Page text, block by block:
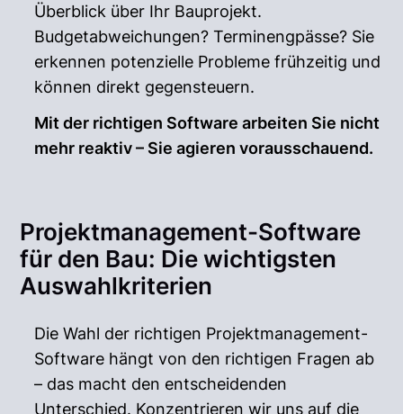
Überblick über Ihr Bauprojekt.
Budgetabweichungen? Terminengpässe? Sie
erkennen potenzielle Probleme frühzeitig und
können direkt gegensteuern.
Mit der richtigen Software arbeiten Sie nicht
mehr reaktiv – Sie agieren vorausschauend.
Projektmanagement-Software
für den Bau: Die wichtigsten
Auswahlkriterien
Die Wahl der richtigen Projektmanagement-
Software hängt von den richtigen Fragen ab
– das macht den entscheidenden
Unterschied. Konzentrieren wir uns auf die